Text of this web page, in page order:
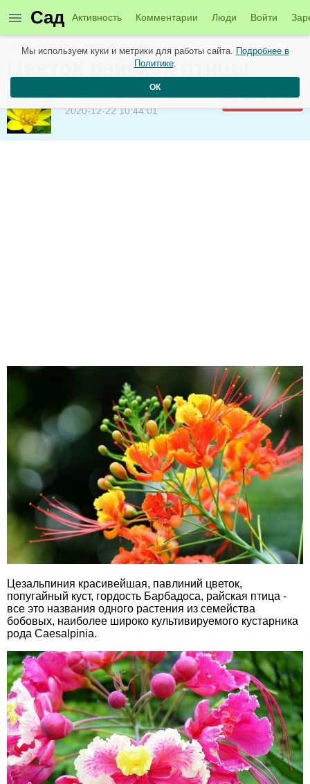
Сад Активность Комментарии Люди Войти
Новые материалы от 23 декабря
Цветок райской птицы
Оксана-ник
2020-12-22 10:44:01
Подписаться
Цезальпиния красивейшая, павлиний цветок,
попугайный куст, гордость Барбадоса, райская птица -
все это названия одного растения из семейства
бобовых, наиболее широко культивируемого кустарника
рода Caesalpinia.
Мы используем куки и метрики для работы сайта. Подробнее в
Политике.
ОК